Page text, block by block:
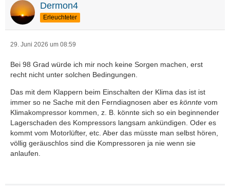
Dermon4
Erleuchteter
29. Juni 2026 um 08:59
Bei 98 Grad würde ich mir noch keine Sorgen machen, erst
recht nicht unter solchen Bedingungen.
Das mit dem Klappern beim Einschalten der Klima das ist ist
immer so ne Sache mit den Ferndiagnosen aber es könnte vom
Klimakompressor kommen, z. B. könnte sich so ein beginnender
Lagerschaden des Kompressors langsam ankündigen. Oder es
kommt vom Motorlüfter, etc. Aber das müsste man selbst hören,
völlig geräuschlos sind die Kompressoren ja nie wenn sie
anlaufen.